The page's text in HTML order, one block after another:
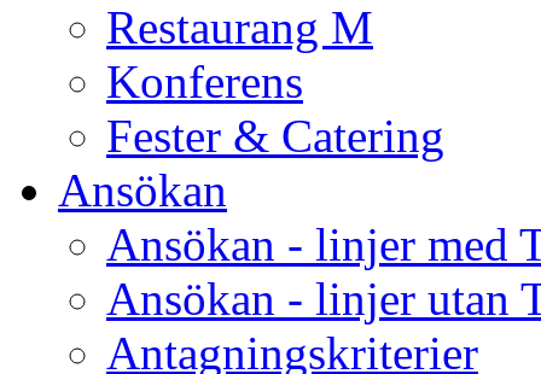
Restaurang M
Konferens
Fester & Catering
Ansökan
Ansökan - linjer med
Ansökan - linjer utan
Antagningskriterier